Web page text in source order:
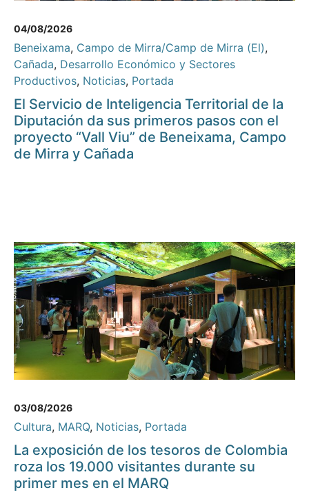
04/08/2026
Beneixama, Campo de Mirra/Camp de Mirra (El),
Cañada, Desarrollo Económico y Sectores
Productivos, Noticias, Portada
El Servicio de Inteligencia Territorial de la
Diputación da sus primeros pasos con el
proyecto “Vall Viu” de Beneixama, Campo
de Mirra y Cañada
03/08/2026
Cultura, MARQ, Noticias, Portada
La exposición de los tesoros de Colombia
roza los 19.000 visitantes durante su
primer mes en el MARQ